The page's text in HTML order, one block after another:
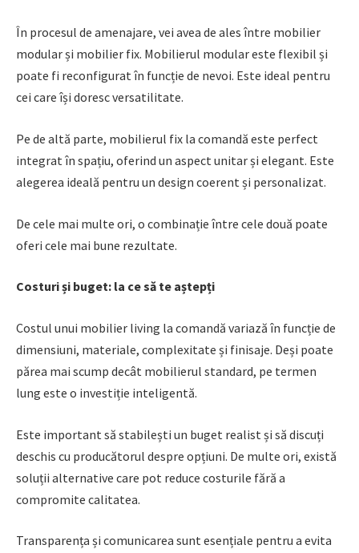
În procesul de amenajare, vei avea de ales între mobilier
modular și mobilier fix. Mobilierul modular este flexibil și
poate fi reconfigurat în funcție de nevoi. Este ideal pentru
cei care își doresc versatilitate.
Pe de altă parte, mobilierul fix la comandă este perfect
integrat în spațiu, oferind un aspect unitar și elegant. Este
alegerea ideală pentru un design coerent și personalizat.
De cele mai multe ori, o combinație între cele două poate
oferi cele mai bune rezultate.
Costuri și buget: la ce să te aștepți
Costul unui mobilier living la comandă variază în funcție de
dimensiuni, materiale, complexitate și finisaje. Deși poate
părea mai scump decât mobilierul standard, pe termen
lung este o investiție inteligentă.
Este important să stabilești un buget realist și să discuți
deschis cu producătorul despre opțiuni. De multe ori, există
soluții alternative care pot reduce costurile fără a
compromite calitatea.
Transparența și comunicarea sunt esențiale pentru a evita